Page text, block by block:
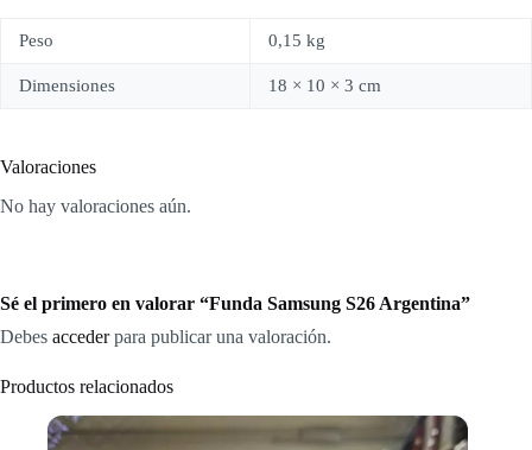
Peso 0,15 kg
Dimensiones 18 × 10 × 3 cm
Valoraciones
No hay valoraciones aún.
Sé el primero en valorar “Funda Samsung S26 Argentina”
Debes accederpara publicar una valoración.
Productos relacionados